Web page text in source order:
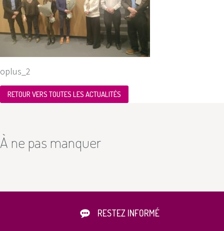
oplus_2
RETOUR VERS TOUTES LES ACTUALITÉS
À ne pas manquer
RESTEZ INFORMÉ